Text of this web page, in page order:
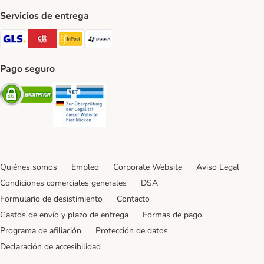
Servicios de entrega
GLS Shipping Method
CTTExpress Shipping Method
InPost Shipping Method
paack Shipping Method
Pago seguro
Security
Quiénes somos Empleo Corporate Website
Aviso Legal
Condiciones comerciales generales
DSA
Formulario de desistimiento
Contacto
Gastos de envío y plazo de entrega
Formas de pago
Programa de afiliación
Protección de datos
Declaración de accesibilidad